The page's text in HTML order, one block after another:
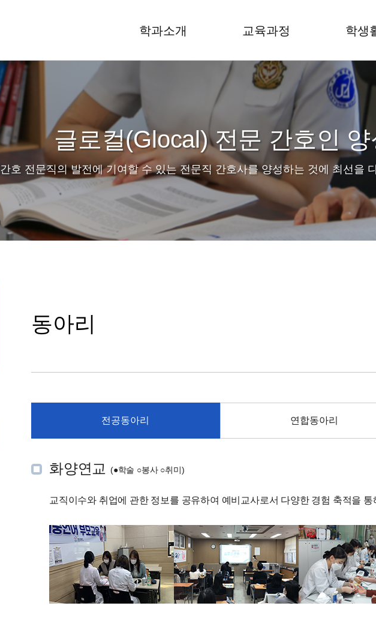
학과소개 교육과정 학생
글로컬(Glocal) 전문 간호인 양
간호 전문직의 발전에 기여할 수 있는 전문직 간호사를 양성하는 것에 최선을
동아리
전공동아리 연합동아리
화양연교 (●학술 ○봉사 ○취미)
교직이수와 취업에 관한 정보를 공유하여 예비교사로서 다양한 경험 축적을